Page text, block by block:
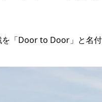
「Door to Door」と名付